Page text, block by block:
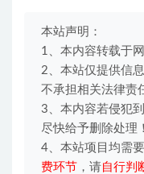
本站声明：
1、本内容转载于
2、本站仅提供信
不承担相关法律责
3、本内容若侵犯
尽快给予删除处理！
4、本站项目均需
费环节 ，请自行判